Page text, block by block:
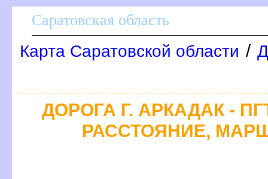
Саратовская область
Карта Саратовской области /
ДОРОГА Г. АРКАДАК -
РАССТОЯНИЕ,